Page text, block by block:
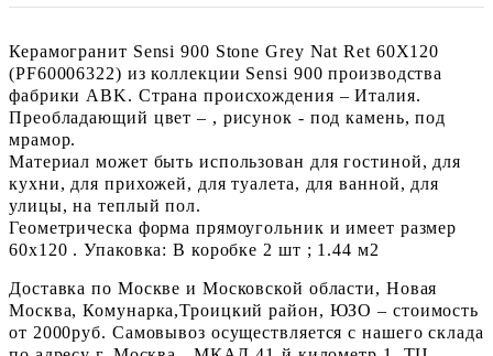
Керамогранит Sensi 900 Stone Grey Nat Ret 60X120
(PF60006322) из коллекции Sensi 900 производства
фабрики ABK. Страна происхождения – Италия.
Преобладающий цвет – , рисунок - под камень, под
мрамор.
Материал может быть использован для гостиной, для
кухни, для прихожей, для туалета, для ванной, для
улицы, на теплый пол.
Геометрическа форма прямоугольник и имеет размер
60x120 . Упаковка: В коробке 2 шт ; 1.44 м2
Доставка по Москве и Московской области, Новая
Москва, Комунарка,Троицкий район, ЮЗО – стоимость
от 2000руб. Самовывоз осуществляется с нашего склада